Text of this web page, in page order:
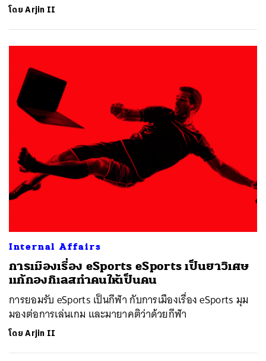
โดยArjin II
Internal Affairs
การเมืองเรื่อง eSports eSports เป็นยาวิเศษ
แก้กองกิเลสทำคนให้เป็นคน
การยอมรับ eSports เป็นกีฬา กับการเมืองเรื่อง eSports มุม
มองต่อการเล่นเกม และมายาคติว่าด้วยกีฬา
โดยArjin II
ค้นหา